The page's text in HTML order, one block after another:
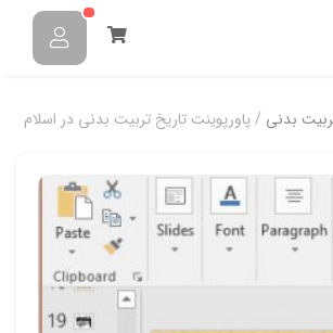
بدنی / پاورپوینت تاریخ تربیت بدنی در اسلام